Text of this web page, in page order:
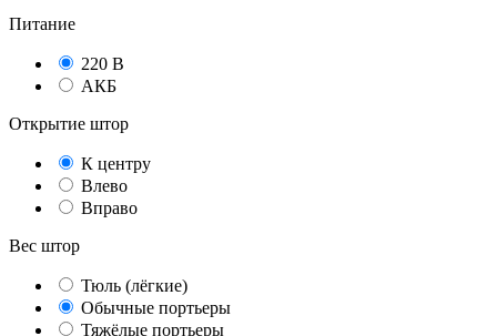
Питание
220 В
АКБ
Открытие штор
К центру
Влево
Вправо
Вес штор
Тюль (лёгкие)
Обычные портьеры
Тяжёлые портьеры